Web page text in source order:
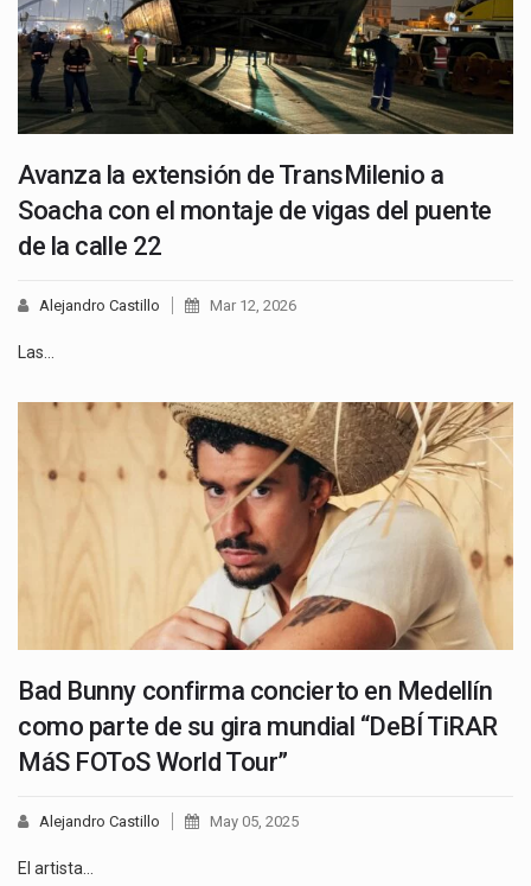
Avanza la extensión de TransMilenio a
Soacha con el montaje de vigas del puente
de la calle 22
Alejandro Castillo Mar 12, 2026
Las…
Bad Bunny confirma concierto en Medellín
como parte de su gira mundial “DeBÍ TiRAR
MáS FOToS World Tour”
Alejandro Castillo May 05, 2025
El artista…